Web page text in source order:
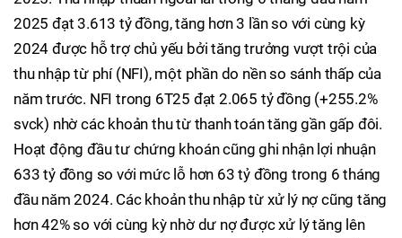
2025 đạt 3.613 tỷ đồng, tăng hơn 3 lần so với cùng kỳ
2024 được hỗ trợ chủ yếu bởi tăng trưởng vượt trội của
thu nhập từ phí (NFI), một phần do nền so sánh thấp của
năm trước. NFI trong 6T25 đạt 2.065 tỷ đồng (+255.2%
svck) nhờ các khoản thu từ thanh toán tăng gần gấp đôi.
Hoạt động đầu tư chứng khoán cũng ghi nhận lợi nhuận
633 tỷ đồng so với mức lỗ hơn 63 tỷ đồng trong 6 tháng
đầu năm 2024. Các khoản thu nhập từ xử lý nợ cũng tăng
hơn 42% so với cùng kỳ nhờ dư nợ được xử lý tăng lên